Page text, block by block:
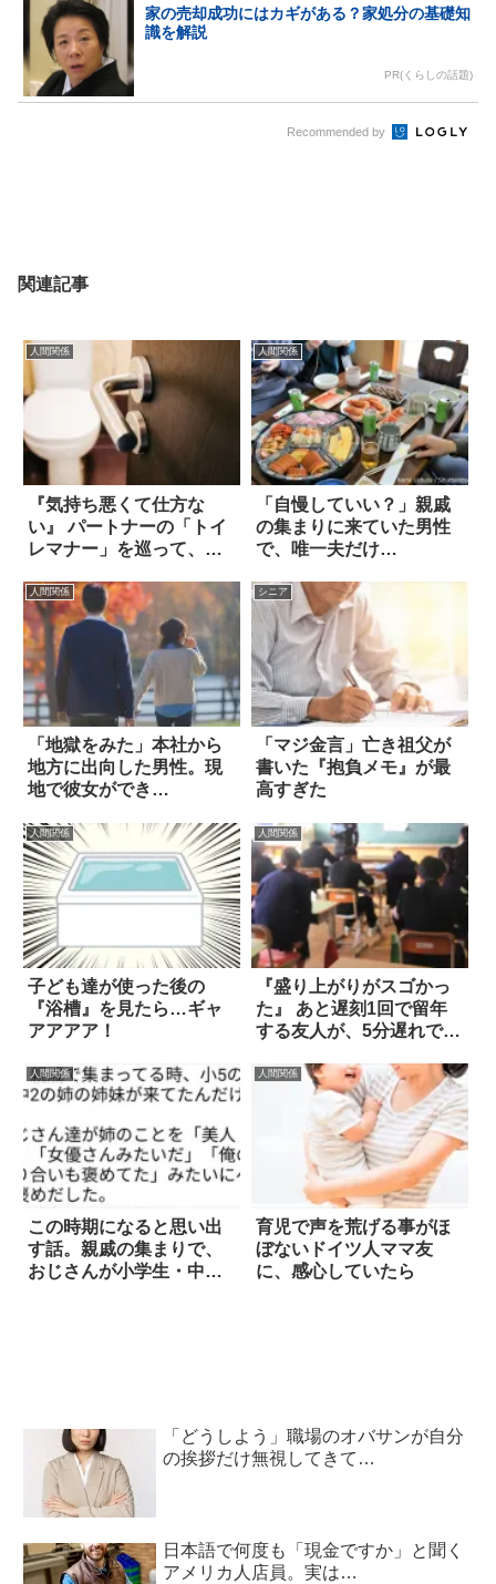
家の売却成功にはカギがある？家処分の基礎知
識を解説
PR(くらしの話題)
Recommended by
関連記事
人間関係
『気持ち悪くて仕方な
い』 パートナーの「トイ
レマナー」を巡って、女
人間関係
「自慢していい？」親戚
の集まりに来ていた男性
で、唯一夫だけ…
人間関係
「地獄をみた」本社から
地方に出向した男性。現
地で彼女ができ…
シニア
「マジ金言」亡き祖父が
書いた『抱負メモ』が最
高すぎた
人間関係
子ども達が使った後の
『浴槽』を見たら…ギャ
アアアア！
人間関係
『盛り上がりがスゴかっ
た』 あと遅刻1回で留年
する友人が、5分遅れで登
人間関係
この時期になると思い出
す話。親戚の集まりで、
おじさんが小学生・中学
人間関係
育児で声を荒げる事がほ
ぼないドイツ人ママ友
に、感心していたら
「どうしよう」職場のオバサンが自分
の挨拶だけ無視してきて…
日本語で何度も「現金ですか」と聞く
アメリカ人店員。実は…